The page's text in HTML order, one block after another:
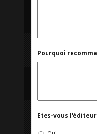
Pourquoi
Etes-vous